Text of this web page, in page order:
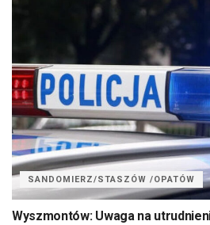
SANDOMIERZ/STASZÓW /OPATÓW
Wyszmontów: Uwaga na